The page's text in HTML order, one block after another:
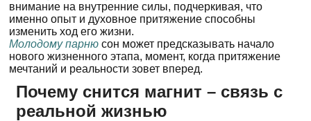
внимание на внутренние силы, подчеркивая, что
именно опыт и духовное притяжение способны
изменить ход его жизни.
Молодому парню сон может предсказывать начало
нового жизненного этапа, момент, когда притяжение
мечтаний и реальности зовет вперед.
Почему снится магнит – связь с
реальной жизнью